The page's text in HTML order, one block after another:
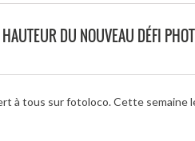
DU NOUVEAU DÉFI
à tous sur fotoloco. Cette